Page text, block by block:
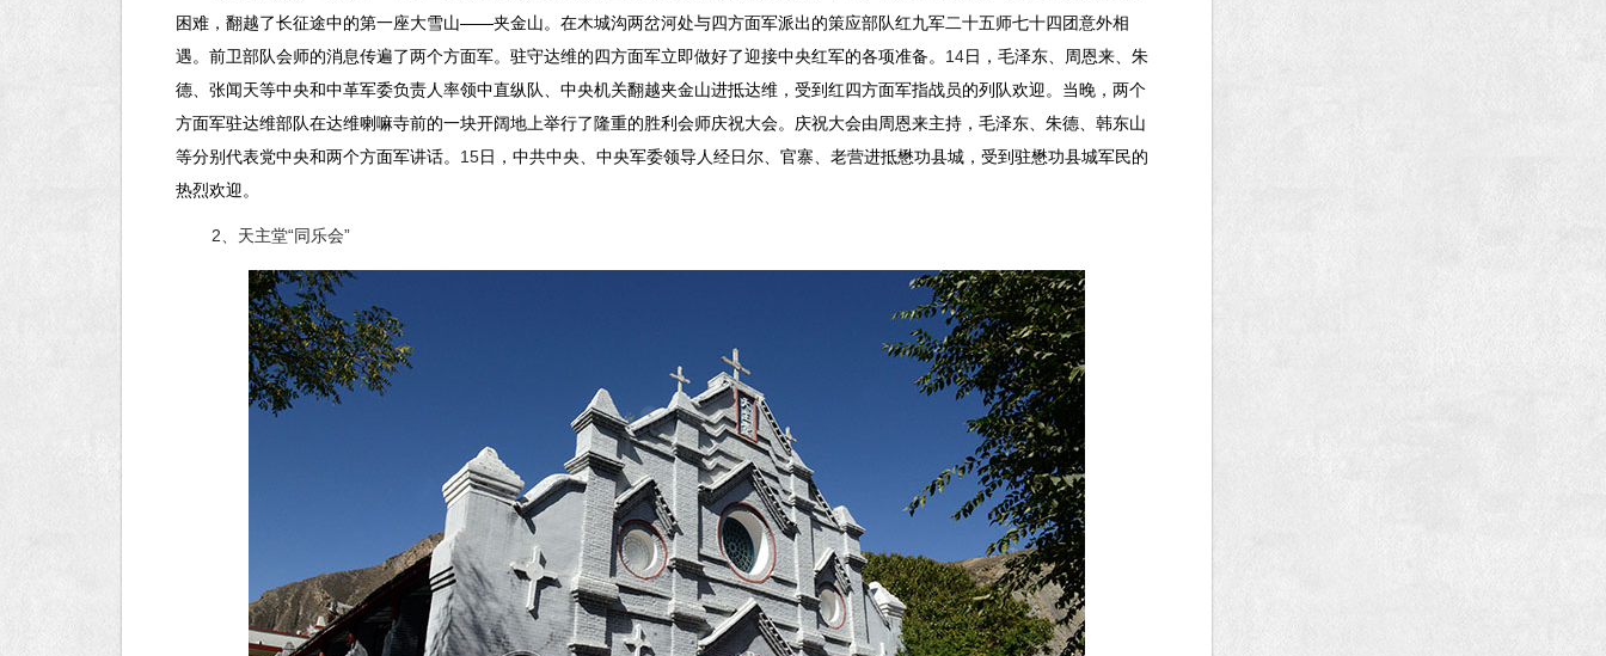
困难，翻越了长征途中的第一座大雪山——夹金山。在木城沟两岔河处与四方面军派出的策应部队红九军二十五师七十四团意外相
遇。前卫部队会师的消息传遍了两个方面军。驻守达维的四方面军立即做好了迎接中央红军的各项准备。 14日，毛泽东、周恩来、朱
德、张闻天等中央和中革军委负责人率领中直纵队、中央机关翻越夹金山进抵达维，受到红四方面军指战员的列队欢迎。当晚，两个
方面军驻达维部队在达维喇嘛寺前的一块开阔地上举行了隆重的胜利会师庆祝大会。庆祝大会由周恩来主持，毛泽东、朱德、韩东山
等分别代表党中央和两个方面军讲话。 15日，中共中央、中央军委领导人经日尔、官寨、老营进抵懋功县城，受到驻懋功县城军民的
热烈欢迎。
2 、天主堂“同乐会”